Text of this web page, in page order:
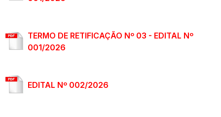
TERMO DE RETIFICAÇÃO Nº 03 - EDITAL Nº
001/2026
EDITAL Nº 002/2026